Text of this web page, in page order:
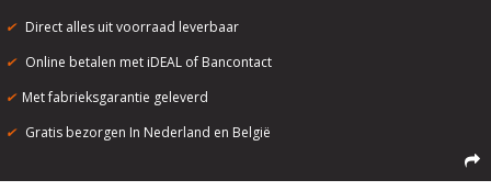
✔ Direct alles uit voorraad leverbaar
✔ Online betalen met iDEAL of Bancontact
✔ Met fabrieksgarantie geleverd
✔ Gratis bezorgen In Nederland en België